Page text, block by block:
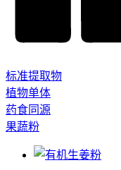
标准提取物
植物单体
药食同源
果蔬粉